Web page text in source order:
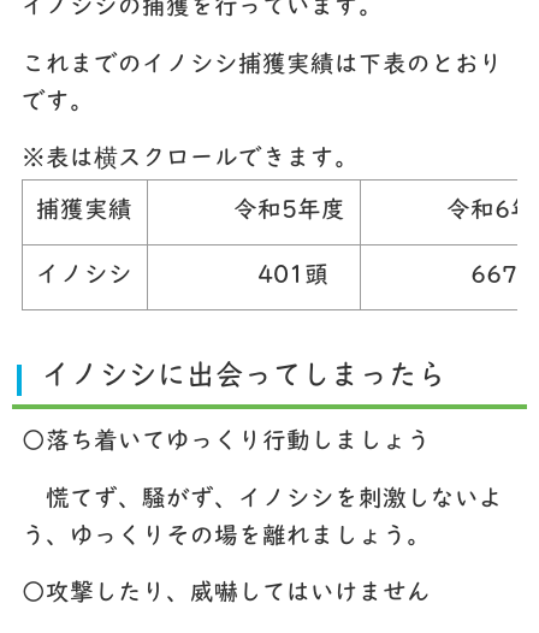
イノシシの捕獲を行っています。
これまでのイノシシ捕獲実績は下表のとおり
です。
※表は横スクロールできます。
捕獲実績 令和5年度 令和6年
イノシシ 401頭 667
イノシシに出会ってしまったら
○落ち着いてゆっくり行動しましょう
慌てず、騒がず、イノシシを刺激しないよ
う、ゆっくりその場を離れましょう。
○攻撃したり、威嚇してはいけません